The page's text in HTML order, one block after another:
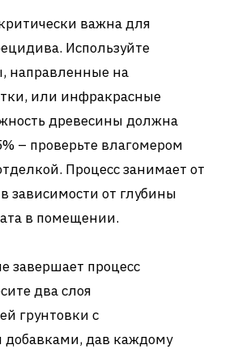
важна для
Используйте
направленные на
или инфракрасные
древесины должна
– проверьте влагомером
Процесс занимает от
зависимости от глубины
в помещении.
завершает процесс
два слоя
грунтовки с
добавками, дав каждому